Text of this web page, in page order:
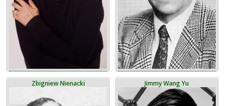
Zbigniew Nienacki Jimmy Wang Yu